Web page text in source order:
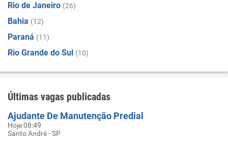
Rio de Janeiro (26)
Bahia (12)
Paraná (11)
Rio Grande do Sul (10)
Últimas vagas publicadas
Ajudante De Manutenção Predial
Hoje 08:49
Santo André - SP